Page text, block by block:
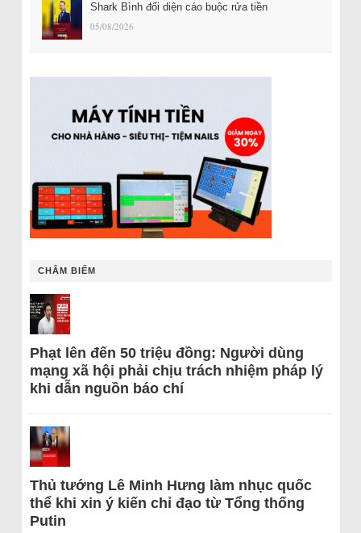
Shark Bình đối diện cáo buộc rửa tiền
05/08/2026
CHÂM BIẾM
Phạt lên đến 50 triệu đồng: Người dùng
mạng xã hội phải chịu trách nhiệm pháp lý
khi dẫn nguồn báo chí
Thủ tướng Lê Minh Hưng làm nhục quốc
thể khi xin ý kiến chỉ đạo từ Tổng thống
Putin